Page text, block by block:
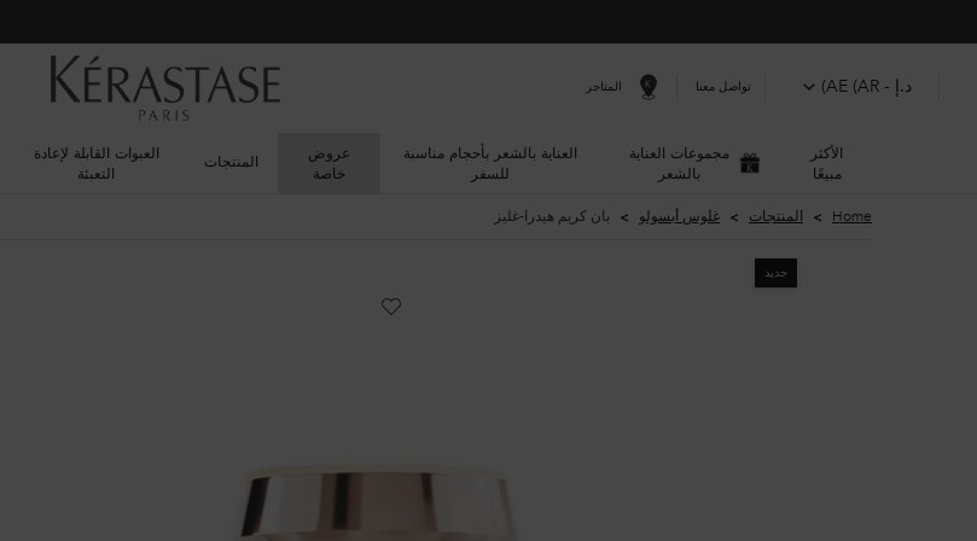
د.إ - AE (AR) تواصل معنا المتاجر
الأكثر
مبيعًا
مجموعات العناية
بالشعر
العناية بالشعر بأحجام مناسبة
للسفر
عروض
خاصة
المنتجات
العبوات القابلة لإعادة
التعبئة
Home المنتجات غلوس أبسولو بان كريم هيدرا-غليز
جديد